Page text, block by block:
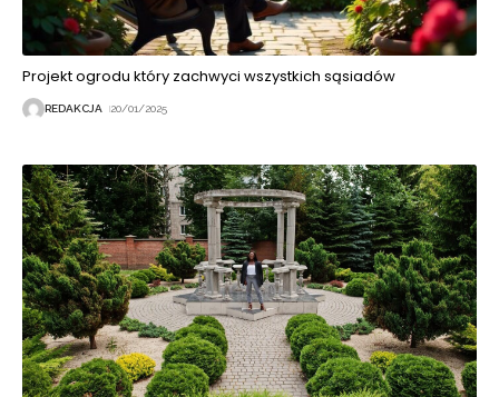
Projekt ogrodu który zachwyci wszystkich sąsiadów
REDAKCJA 20/01/2025